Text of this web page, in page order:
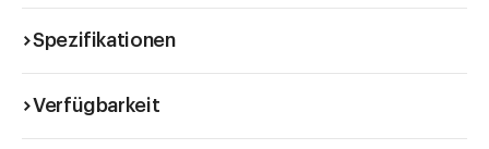
Spezifikationen
Verfügbarkeit